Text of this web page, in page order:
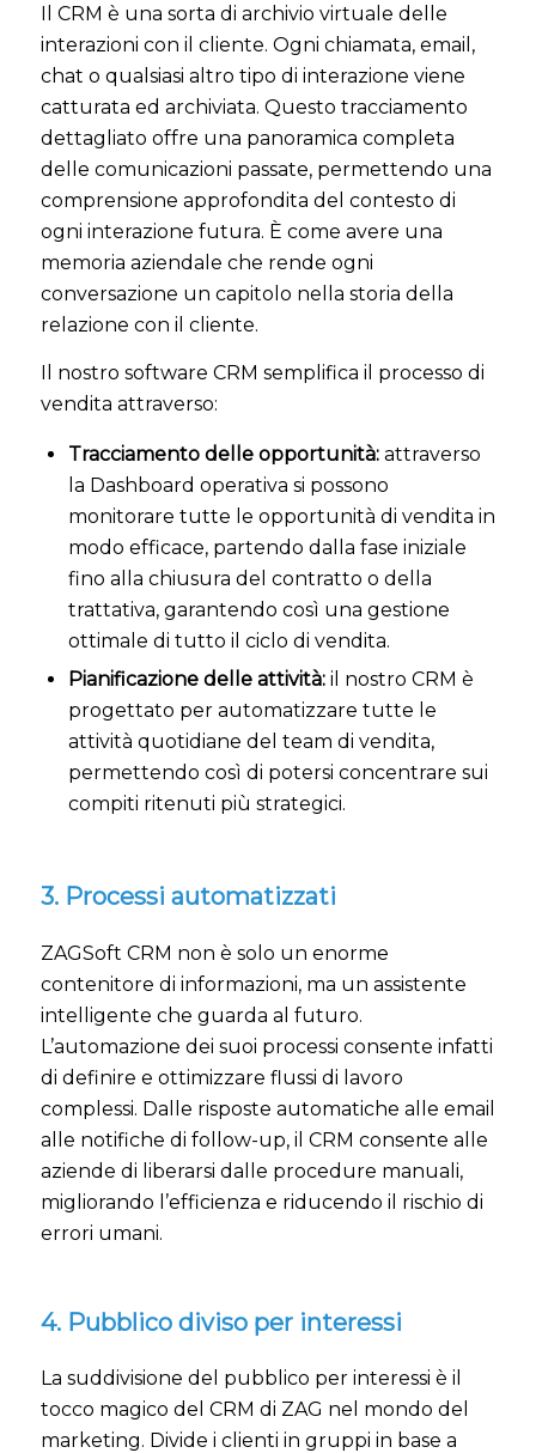
Il CRM è una sorta di archivio virtuale delle
interazioni con il cliente. Ogni chiamata, email,
chat o qualsiasi altro tipo di interazione viene
catturata ed archiviata. Questo tracciamento
dettagliato offre una panoramica completa
delle comunicazioni passate, permettendo una
comprensione approfondita del contesto di
ogni interazione futura. È come avere una
memoria aziendale che rende ogni
conversazione un capitolo nella storia della
relazione con il cliente.
Il nostro software CRM semplifica il processo di
vendita attraverso:
Tracciamento delle opportunità:attraverso
la Dashboard operativa si possono
monitorare tutte le opportunità di vendita in
modo efficace, partendo dalla fase iniziale
fino alla chiusura del contratto o della
trattativa, garantendo così una gestione
ottimale di tutto il ciclo di vendita.
Pianificazione delle attività:il nostro CRM è
progettato per automatizzare tutte le
attività quotidiane del team di vendita,
permettendo così di potersi concentrare sui
compiti ritenuti più strategici.
3. Processi automatizzati
ZAGSoft CRM non è solo un enorme
contenitore di informazioni, ma un assistente
intelligente che guarda al futuro.
L’automazione dei suoi processi consente infatti
di definire e ottimizzare flussi di lavoro
complessi. Dalle risposte automatiche alle email
alle notifiche di follow-up, il CRM consente alle
aziende di liberarsi dalle procedure manuali,
migliorando l’efficienza e riducendo il rischio di
errori umani.
4. Pubblico diviso per interessi
La suddivisione del pubblico per interessi è il
tocco magico del CRM di ZAG nel mondo del
marketing. Divide i clienti in gruppi in base a